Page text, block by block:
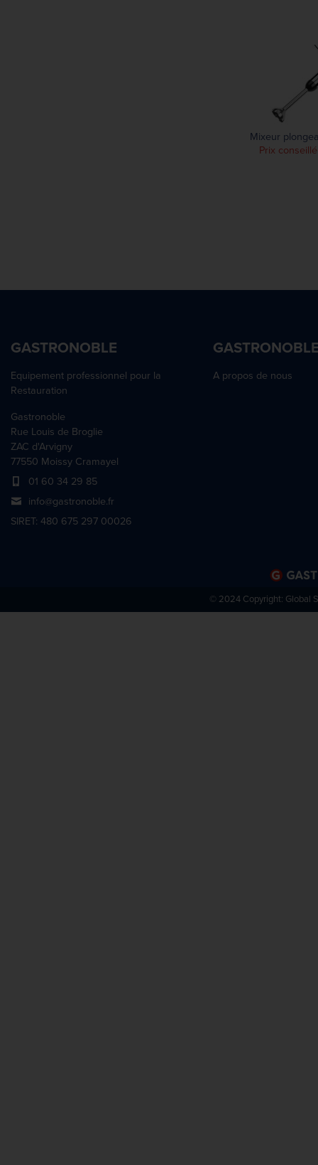
Mixeur
Prix
GASTRONOBLE
Equipement professionnel pour la
Restauration
Gastronoble
Rue Louis de Broglie
ZAC d'Arvigny
77550 Moissy Cramayel
01 60 34 29 85
info@gastronoble.fr
SIRET: 480 675 297 00026
A propos de nous
© 2024 Copyright: Global